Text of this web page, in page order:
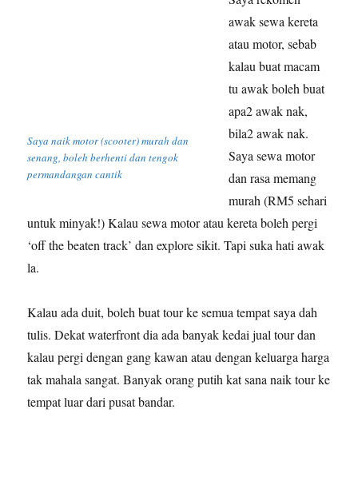
Saya naik motor (scooter) murah dan
senang, boleh berhenti dan tengok
permandangan cantik
awak sewa kereta
atau motor, sebab
kalau buat macam
tu awak boleh buat
apa2 awak nak,
bila2 awak nak.
Saya sewa motor
dan rasa memang
murah (RM5 sehari
untuk minyak!) Kalau sewa motor atau kereta boleh pergi
‘off the beaten track’ dan explore sikit. Tapi suka hati awak
la.
Kalau ada duit, boleh buat tour ke semua tempat saya dah
tulis. Dekat waterfront dia ada banyak kedai jual tour dan
kalau pergi dengan gang kawan atau dengan keluarga harga
tak mahala sangat. Banyak orang putih kat sana naik tour ke
tempat luar dari pusat bandar.